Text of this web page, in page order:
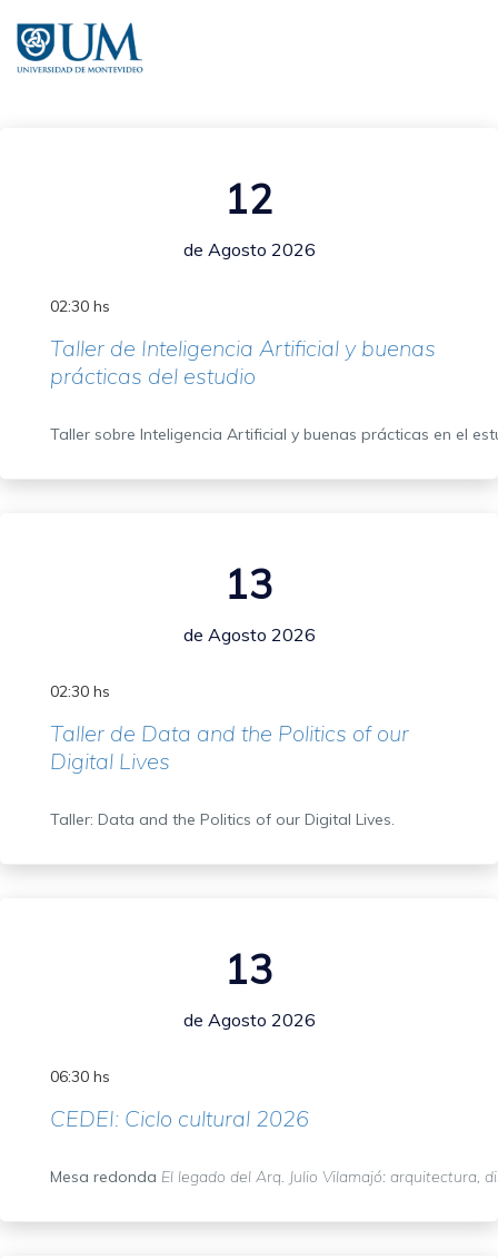
contenido
principal
12
de Agosto 2026
02:30 hs
Taller de Inteligencia Artificial y buenas
prácticas del estudio
Taller sobre Inteligencia Artificial y buenas prácticas en el
13
de Agosto 2026
02:30 hs
Taller de Data and the Politics of our
Digital Lives
Taller: Data and the Politics of our Digital Lives.
13
de Agosto 2026
06:30 hs
CEDEI: Ciclo cultural 2026
Mesa redonda El legado del Arq. Julio Vilamajó: arquitectura,